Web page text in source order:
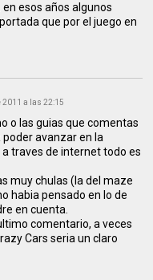
esos años algunos
que por el juego en
2011 a las 22:15
o las guias que comentas
avanzar en la
traves de internet todo es
muy chulas (la del maze
habia pensado en lo de
en cuenta.
comentario, a veces
Cars seria un claro